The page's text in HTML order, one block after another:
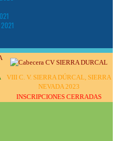
2021
VIII C. V. SIERRA DÚRCAL, SIERRA
NEVADA 2023
INSCRIPCIONES CERRADAS